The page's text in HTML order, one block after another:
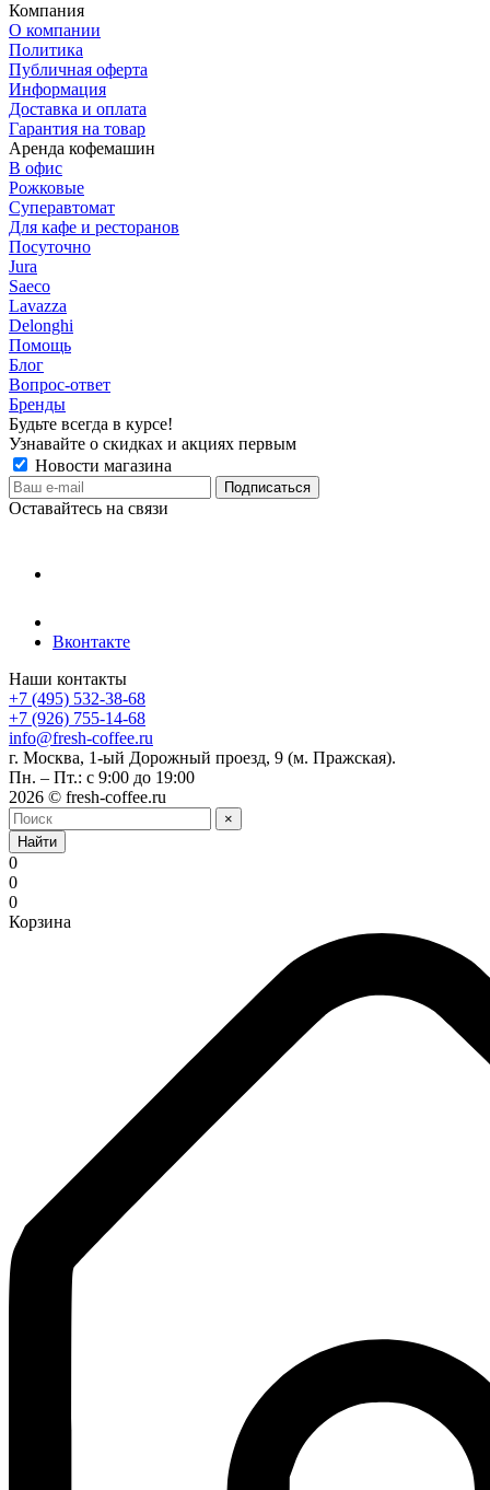
Компания
О компании
Политика
Публичная оферта
Информация
Доставка и оплата
Гарантия на товар
Аренда кофемашин
В офис
Рожковые
Суперавтомат
Для кафе и ресторанов
Посуточно
Jura
Saeco
Lavazza
Delonghi
Помощь
Блог
Вопрос-ответ
Бренды
Будьте всегда в курсе!
Узнавайте о скидках и акциях первым
Новости магазина
Оставайтесь на связи
Вконтакте
Наши контакты
+7 (495) 532-38-68
+7 (926) 755-14-68
info@fresh-coffee.ru
г. Москва, 1-ый Дорожный проезд, 9 (м. Пражская).
Пн. – Пт.: с 9:00 до 19:00
2026 © fresh-coffee.ru
×
Найти
0
0
0
Корзина